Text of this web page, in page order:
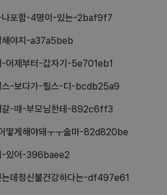
나포함-4명이-있는-2baf9f7
해야지-a37a5beb
-어제부터-갑자기-5e701eb1
스-보다가-릴스-디-bcdb25a9
갈-때-부모님한테-892c6ff3
떻게해야돼ㅜㅜ술마-82d820be
-있어-396baee2
데정신불건강하다는-df497e61